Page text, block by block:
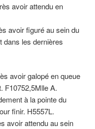
avoir attendu en
avoir figuré au sein du
dans les dernières
avoir galopé en queue
F10752,5Mlle A.
à la pointe du
finir. H5557L.
avoir attendu au sein